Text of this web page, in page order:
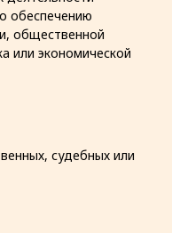
обеспечению
общественной
или экономической
судебных или